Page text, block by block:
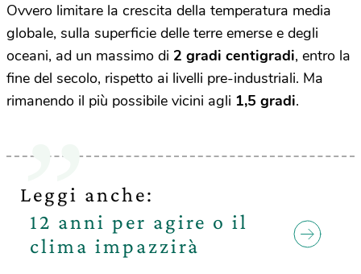
Ovvero limitare la crescita della temperatura media
globale, sulla superficie delle terre emerse e degli
oceani, ad un massimo di 2 gradi centigradi, entro la
fine del secolo, rispetto ai livelli pre-industriali. Ma
rimanendo il più possibile vicini agli 1,5 gradi.
Leggi anche:
12 anni per agire o il
clima impazzirà